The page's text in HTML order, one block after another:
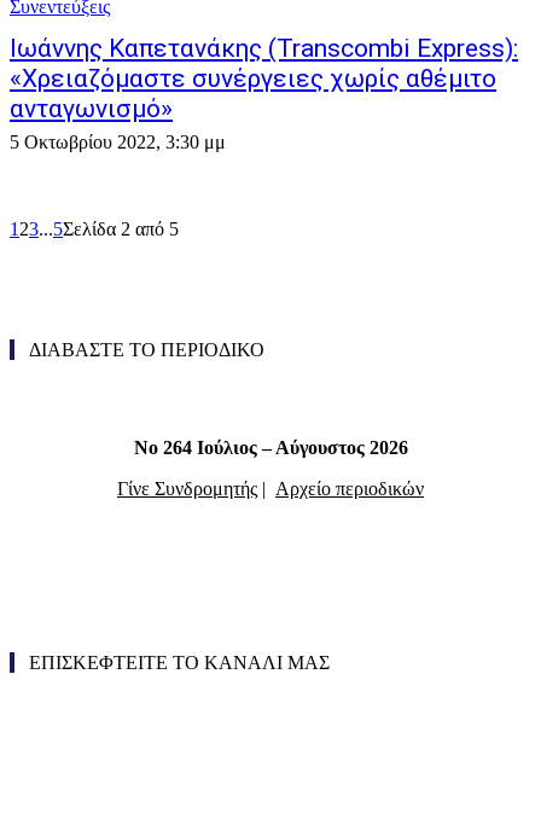
Συνεντεύξεις
Ιωάννης Καπετανάκης (Transcombi Express):
«Χρειαζόμαστε συνέργειες χωρίς αθέμιτο
ανταγωνισμό»
5 Οκτωβρίου 2022, 3:30 μμ
1 23...5Σελίδα 2 από 5
ΔΙΑΒΑΣΤΕ ΤΟ ΠΕΡΙΟΔΙΚΟ
Νο 264 Ιούλιος – Αύγουστος 2026
Γίνε Συνδρομητής | Αρχείο περιοδικών
ΕΠΙΣΚΕΦΤΕΙΤΕ ΤΟ ΚΑΝΑΛΙ ΜΑΣ